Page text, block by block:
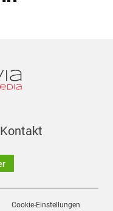
Kontakt
Cookie-Einstellungen